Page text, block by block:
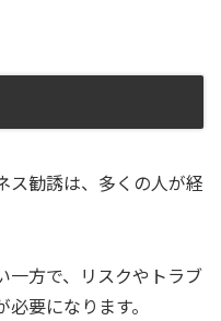
ス勧誘は、多くの人が経
一方で、リスクやトラブ
要になります。